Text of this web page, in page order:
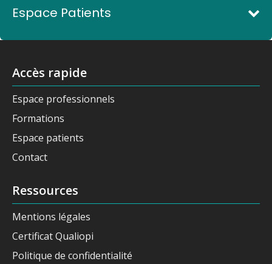
Espace Patients
Accès rapide
Espace professionnels
Formations
Espace patients
Contact
Ressources
Mentions légales
Certificat Qualiopi
Politique de confidentialité